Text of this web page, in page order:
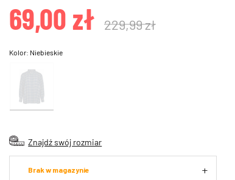
69,00 zł 229,99 zł
Kolor: Niebieskie
Znajdź swój rozmiar
Brak w magazynie